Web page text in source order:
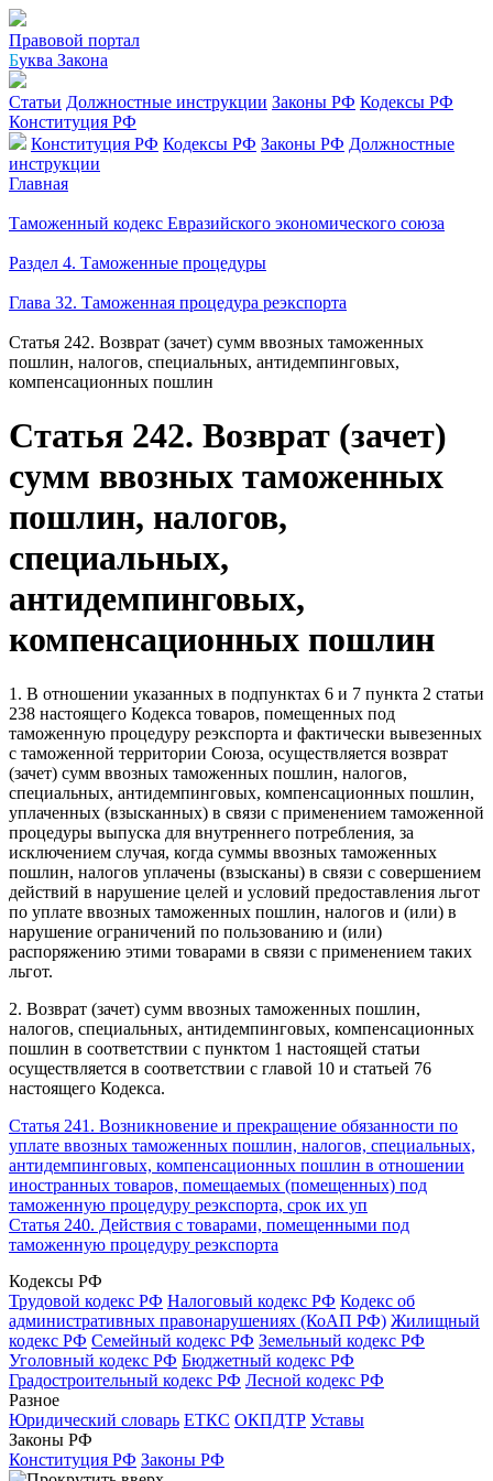
Правовой портал
Буква Закона
Статьи Должностные инструкции Законы РФ Кодексы РФ
Конституция РФ
Конституция РФ Кодексы РФ Законы РФ Должностные
инструкции
Главная
Таможенный кодекс Евразийского экономического союза
Раздел 4. Таможенные процедуры
Глава 32. Таможенная процедура реэкспорта
Статья 242. Возврат (зачет) сумм ввозных таможенных
пошлин, налогов, специальных, антидемпинговых,
компенсационных пошлин
Статья 242. Возврат (зачет)
сумм ввозных таможенных
пошлин, налогов,
специальных,
антидемпинговых,
компенсационных пошлин
1. В отношении указанных в подпунктах 6 и 7 пункта 2 статьи
238 настоящего Кодекса товаров, помещенных под
таможенную процедуру реэкспорта и фактически вывезенных
с таможенной территории Союза, осуществляется возврат
(зачет) сумм ввозных таможенных пошлин, налогов,
специальных, антидемпинговых, компенсационных пошлин,
уплаченных (взысканных) в связи с применением таможенной
процедуры выпуска для внутреннего потребления, за
исключением случая, когда суммы ввозных таможенных
пошлин, налогов уплачены (взысканы) в связи с совершением
действий в нарушение целей и условий предоставления льгот
по уплате ввозных таможенных пошлин, налогов и (или) в
нарушение ограничений по пользованию и (или)
распоряжению этими товарами в связи с применением таких
льгот.
2. Возврат (зачет) сумм ввозных таможенных пошлин,
налогов, специальных, антидемпинговых, компенсационных
пошлин в соответствии с пунктом 1 настоящей статьи
осуществляется в соответствии с главой 10 и статьей 76
настоящего Кодекса.
Статья 241. Возникновение и прекращение обязанности по
уплате ввозных таможенных пошлин, налогов, специальных,
антидемпинговых, компенсационных пошлин в отношении
иностранных товаров, помещаемых (помещенных) под
таможенную процедуру реэкспорта, срок их уп
Статья 240. Действия с товарами, помещенными под
таможенную процедуру реэкспорта
Кодексы РФ
Трудовой кодекс РФ Налоговый кодекс РФ Кодекс об
административных правонарушениях (КоАП РФ) Жилищный
кодекс РФ Семейный кодекс РФ Земельный кодекс РФ
Уголовный кодекс РФ Бюджетный кодекс РФ
Градостроительный кодекс РФ Лесной кодекс РФ
Разное
Юридический словарь ЕТКС ОКПДТР Уставы
Законы РФ
Конституция РФ Законы РФ